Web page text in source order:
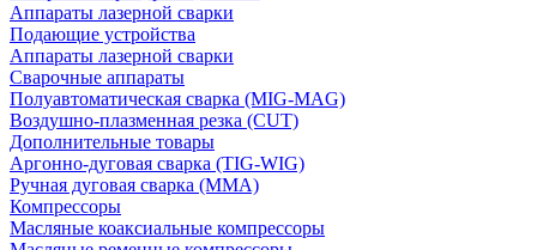
Аппараты лазерной сварки
Подающие устройства
Аппараты лазерной сварки
Сварочные аппараты
Полуавтоматическая сварка (MIG-MAG)
Воздушно-плазменная резка (CUT)
Дополнительные товары
Аргонно-дуговая сварка (TIG-WIG)
Ручная дуговая сварка (MMA)
Компрессоры
Масляные коаксиальные компрессоры